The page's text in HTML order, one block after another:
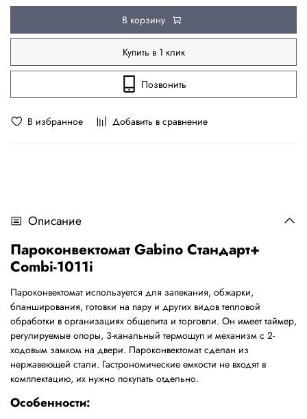
В избранное Добавить в сравнение
В корзину
Купить в 1 клик
Позвонить
Описание
Пароконвектомат Gabino Стандарт+
Combi-1011i
Пароконвектомат используется для запекания, обжарки,
бланширования, готовки на пару и других видов тепловой
обработки в организациях общепита и торговли. Он имеет таймер,
регулируемые опоры, 3-канальный термощуп и механизм с 2-
ходовым замком на двери. Пароконвектомат сделан из
нержавеющей стали. Гастрономические емкости не входят в
комплектацию, их нужно покупать отдельно.
Особенности: